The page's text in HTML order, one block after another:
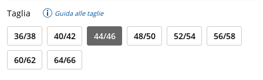
Taglia Guida alle taglie
36/38 40/42 44/46 48/50 52/54 56/58
60/62 64/66